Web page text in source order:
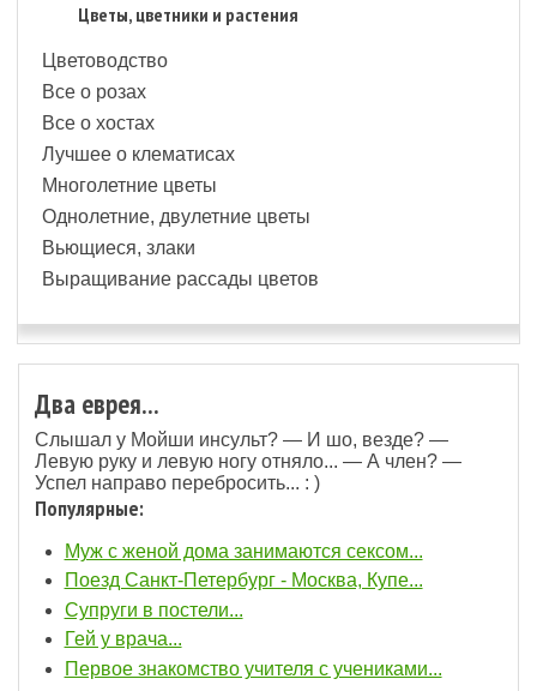
Цветы, цветники и растения
Цветоводство
Все о розах
Все о хостах
Лучшее о клематисах
Многолетние цветы
Однолетние, двулетние цветы
Вьющиеся, злаки
Выращивание рассады цветов
Два еврея...
Слышал у Мойши инсульт? — И шо, везде? —
Левую руку и левую ногу отняло... — А член? —
Успел направо перебросить... : )
Популярные:
Муж с женой дома занимаются ceкcом...
Поезд Санкт-Петербург - Москва, Купе...
Супруги в постели...
Гей у врача...
Первое знакомство учителя с учениками...